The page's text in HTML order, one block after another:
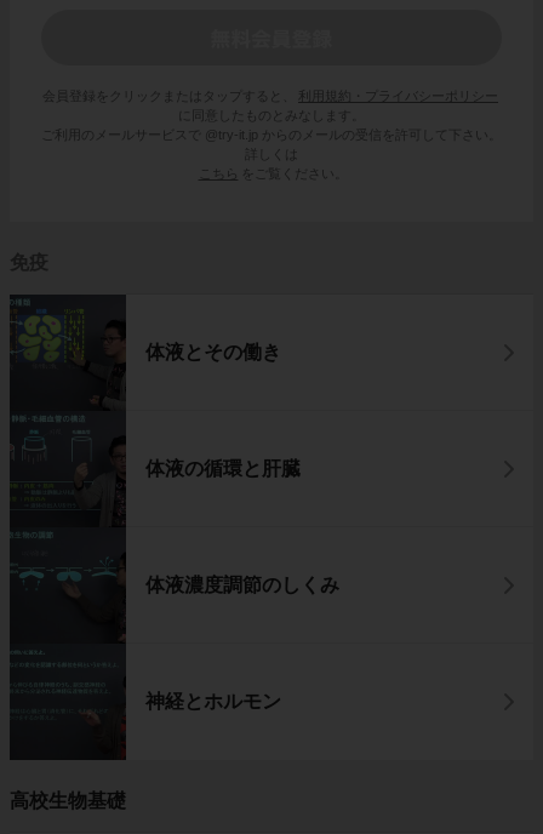
会員登録をクリックまたはタップすると、
利用規約・プライバシーポリシー
に同意したものとみなします。
ご利用のメールサービスで @try-it.jp からのメールの受信を許可して下さい。
詳しくは
こちら
をご覧ください。
免疫
体液とその働き
体液の循環と肝臓
体液濃度調節のしくみ
神経とホルモン
高校生物基礎